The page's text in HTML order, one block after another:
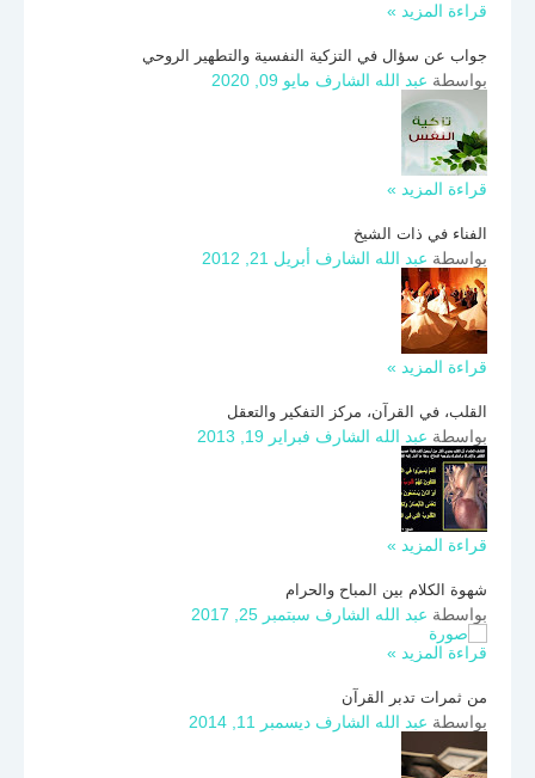
قراءة المزيد »
جواب عن سؤال في التزكية النفسية والتطهير الروحي
بواسطة عبد الله الشارف مايو 09, 2020
قراءة المزيد »
الفناء في ذات الشيخ
بواسطة عبد الله الشارف أبريل 21, 2012
قراءة المزيد »
القلب، في القرآن، مركز التفكير والتعقل
بواسطة عبد الله الشارف فبراير 19, 2013
قراءة المزيد »
شهوة الكلام بين المباح والحرام
بواسطة عبد الله الشارف سبتمبر 25, 2017
قراءة المزيد »
من ثمرات تدبر القرآن
بواسطة عبد الله الشارف ديسمبر 11, 2014